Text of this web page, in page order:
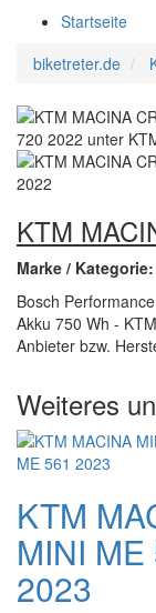
Startseite
biketreter.de
KTM
Marke / Kategorie:
Bosch
Akku 750 Wh -
Anbieter bzw.
Weiteres
KTM
MINI ME
2023